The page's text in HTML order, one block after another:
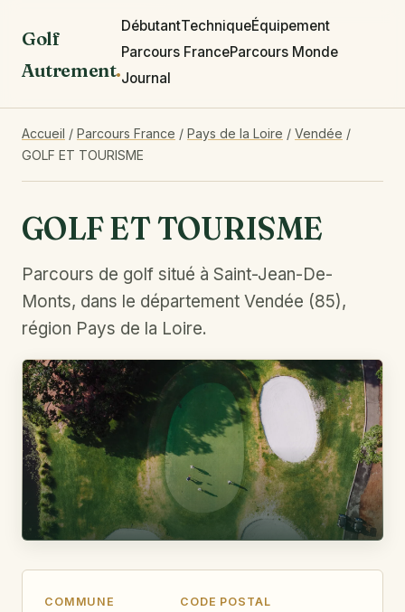
Golf
Autrement.
DébutantTechniqueÉquipement
Parcours FranceParcours Monde
Journal
Accueil / Parcours France / Pays de la Loire / Vendée /
GOLF ET TOURISME
GOLF ET TOURISME
Parcours de golf situé à Saint-Jean-De-
Monts, dans le département Vendée (85),
région Pays de la Loire.
COMMUNE CODE POSTAL